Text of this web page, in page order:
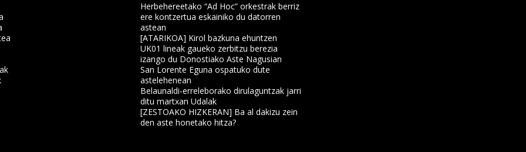
Herbehereetako “Ad Hoc” orkestrak berriz
ere kontzertua eskainiko du datorren
astean
[ATARIKOA] Kirol bazkuna ehuntzen
UK01 lineak gaueko zerbitzu berezia
izango du Donostiako Aste Nagusian
San Lorente Eguna ospatuko dute
astelehenean
Belaunaldi-erreleborako dirulaguntzak jarri
ditu martxan Udalak
[ZESTOAKO HIZKERAN] Ba al dakizu zein
den aste honetako hitza?